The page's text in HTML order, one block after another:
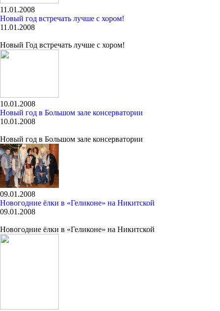
11.01.2008
Новый год встречать лучше с хором!
11.01.2008
Новый Год встречать лучше с хором!
10.01.2008
Новый год в Большом зале консерватории
10.01.2008
Новый год в Большом зале консерватории
09.01.2008
Новогодние ёлки в «Геликоне» на Никитской
09.01.2008
Новогодние ёлки в «Геликоне» на Никитской